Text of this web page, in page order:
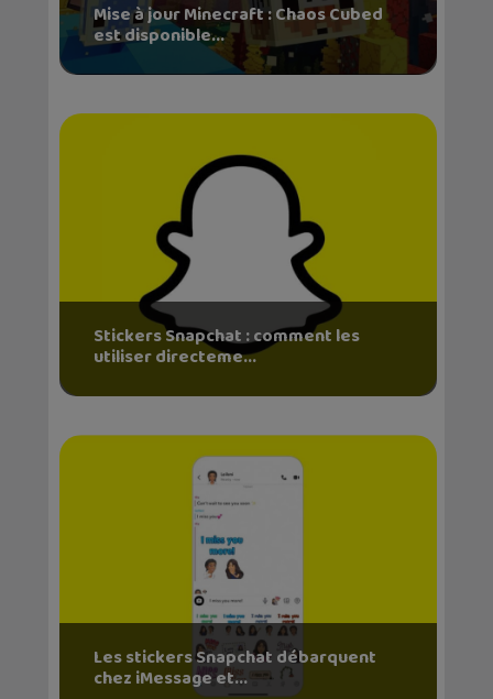
Mise à jour Minecraft : Chaos Cubed
est disponible...
Stickers Snapchat : comment les
utiliser directeme...
Les stickers Snapchat débarquent
chez iMessage et...